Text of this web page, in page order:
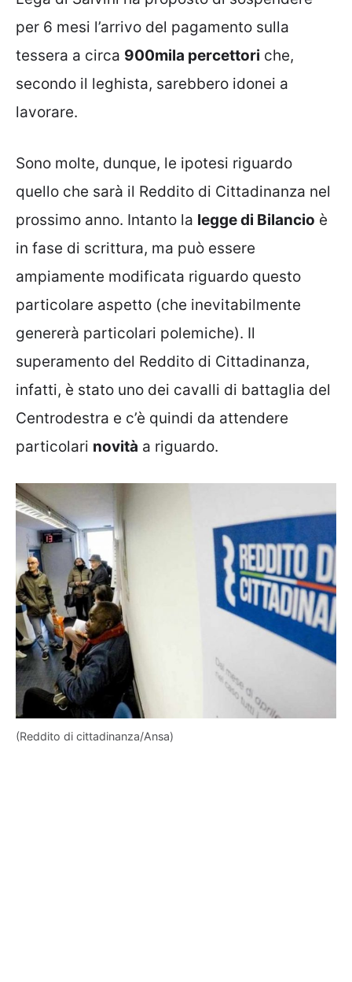
per 6 mesi l’arrivo del pagamento sulla
tessera a circa 900mila percettori che,
secondo il leghista, sarebbero idonei a
lavorare.
Sono molte, dunque, le ipotesi riguardo
quello che sarà il Reddito di Cittadinanza nel
prossimo anno. Intanto la legge di Bilancio è
in fase di scrittura, ma può essere
ampiamente modificata riguardo questo
particolare aspetto (che inevitabilmente
genererà particolari polemiche). Il
superamento del Reddito di Cittadinanza,
infatti, è stato uno dei cavalli di battaglia del
Centrodestra e c’è quindi da attendere
particolari novità a riguardo.
(Reddito di cittadinanza/Ansa)